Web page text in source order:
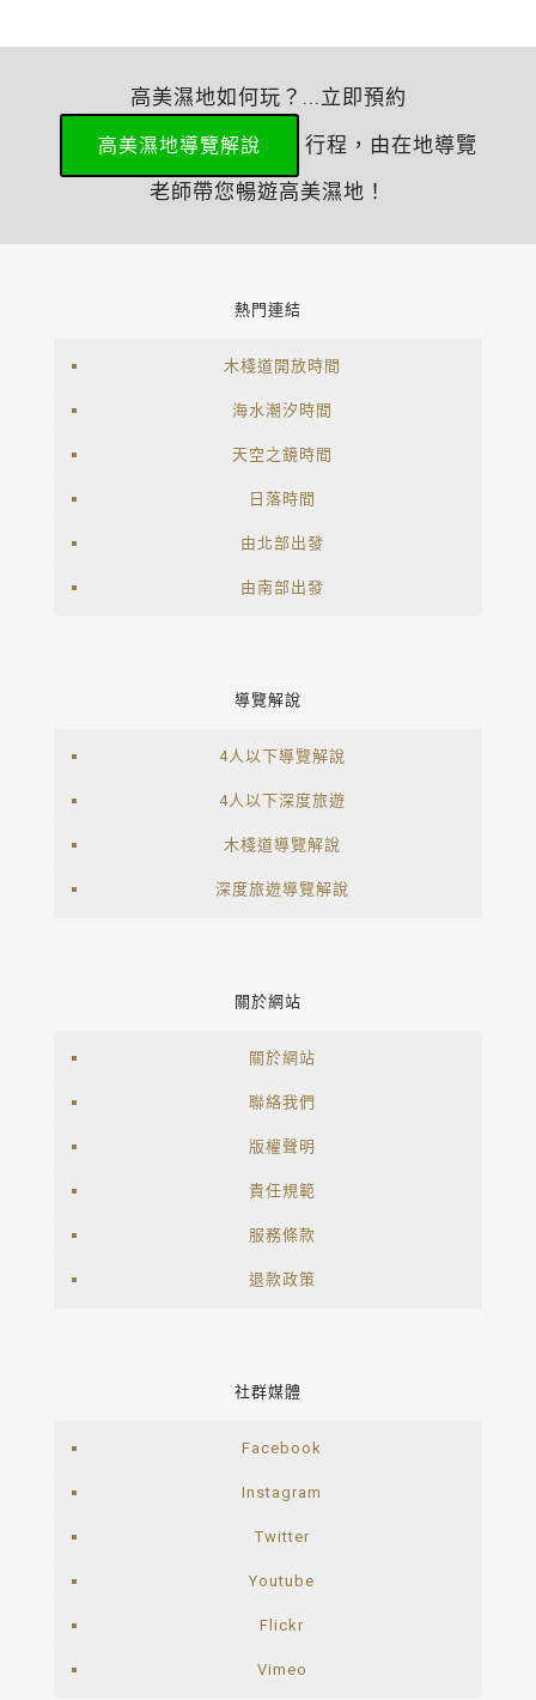
高美濕地如何玩？...立即預約
高美濕地導覽解說
行程，由在地導覽
老師帶您暢遊高美濕地！
熱門連結
木棧道開放時間
海水潮汐時間
天空之鏡時間
日落時間
由北部出發
由南部出發
導覽解說
4人以下導覽解說
4人以下深度旅遊
木棧道導覽解說
深度旅遊導覽解說
關於網站
關於網站
聯絡我們
版權聲明
責任規範
服務條款
退款政策
社群媒體
Facebook
Instagram
Twitter
Youtube
Flickr
Vimeo